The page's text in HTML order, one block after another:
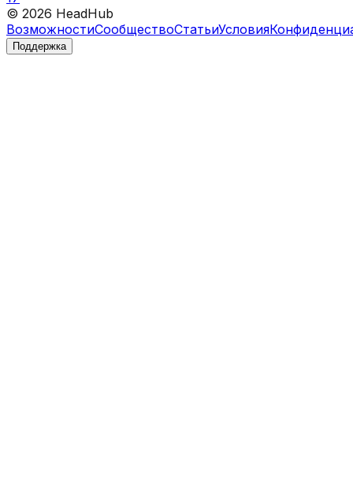
© 2026 HeadHub
ВозможностиСообществоСтатьиУсловия
Поддержка